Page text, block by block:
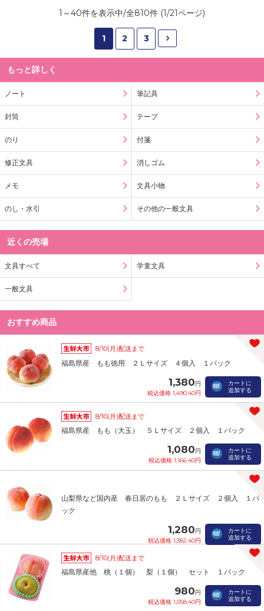
1 ～40件を表示中/全810件 (1/21ページ)
1 2 3
もっと詳しく
ノート 筆記具
封筒 テープ
のり 付箋
修正文具 消しゴム
メモ 文具小物
のし・水引 その他の一般文具
近くの売場
文具すべて 学童文具
一般文具
おすすめ商品
8/10(月)配送まで
福島県産 もも徳用 ２Ｌサイズ ４個入 １パック
1,380円
税込価格 1,490.40円
カートに
追加する
8/10(月)配送まで
福島県産 もも（大玉） ５Ｌサイズ ２個入 １パック
1,080円
税込価格 1,166.40円
カートに
追加する
山梨県など国内産 春日居のもも ２Ｌサイズ ２個入 １パ
ック
1,280円
税込価格 1,382.40円
カートに
追加する
8/10(月)配送まで
福島県産他 桃（１個） 梨（１個） セット １パック
980円
税込価格 1,058.40円
カートに
追加する